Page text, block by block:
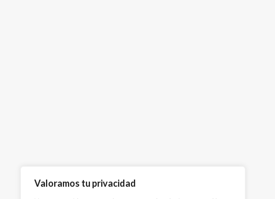
Valoramos tu privacidad